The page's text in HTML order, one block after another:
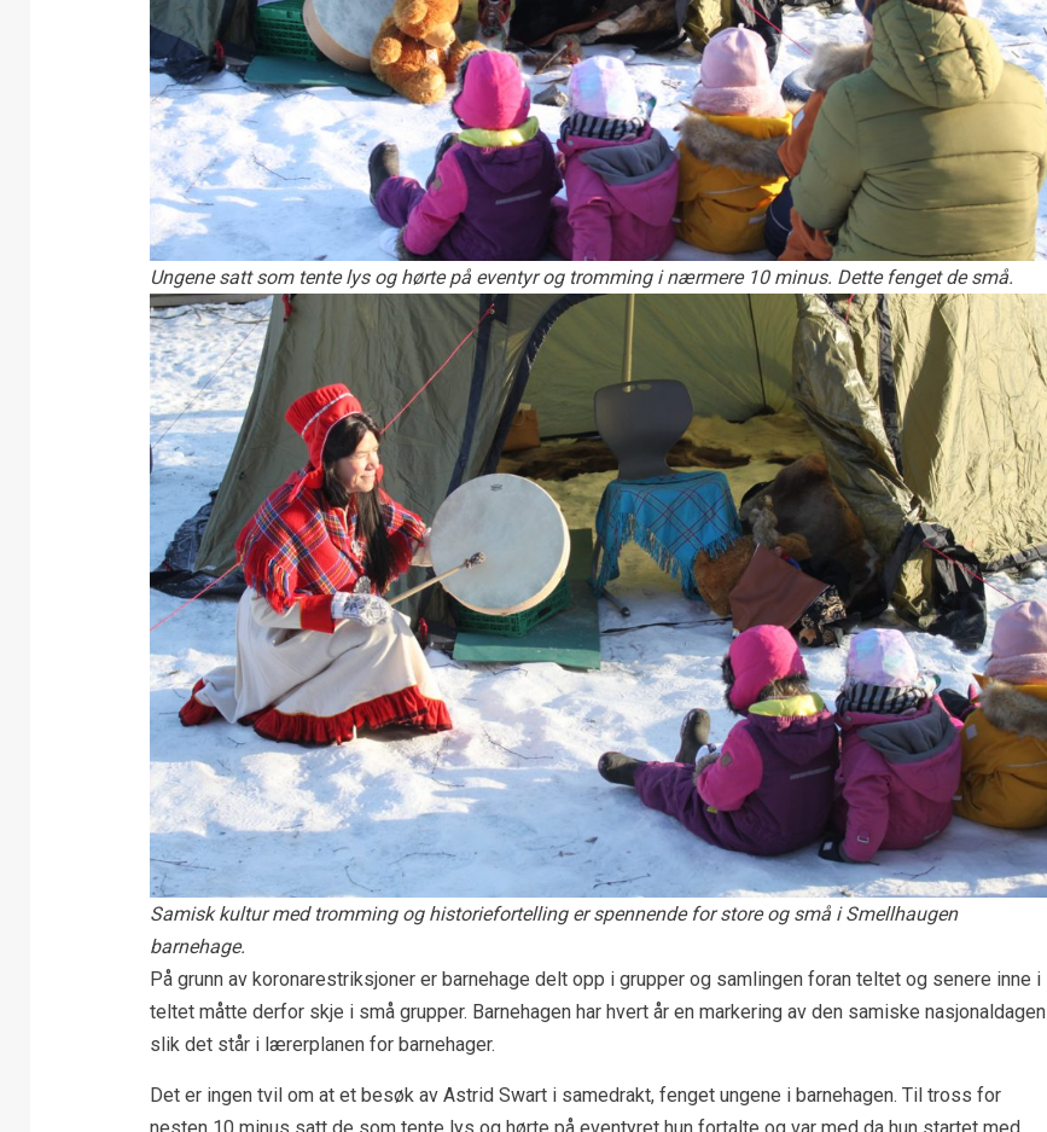
Ungene satt som tente lys og hørte på eventyr og tromming i nærmere 10 minus. Dette fenget de små.
Samisk kultur med tromming og historiefortelling er spennende for store og små i Smellhaugen
barnehage.
På grunn av koronarestriksjoner er barnehage delt opp i grupper og samlingen foran teltet og senere inne i
teltet måtte derfor skje i små grupper. Barnehagen har hvert år en markering av den samiske nasjonaldagen
slik det står i lærerplanen for barnehager.
Det er ingen tvil om at et besøk av Astrid Swart i samedrakt, fenget ungene i barnehagen. Til tross for